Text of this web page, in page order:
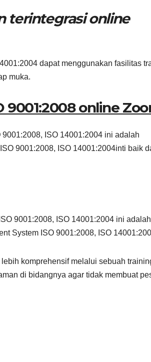
terintegrasi online
dapat menggunakan fasilitas
muka.
9001:2008 online
ISO 14001:2004 ini adalah
9001:2008, ISO 14001:2004inti baik
9001:2008, ISO 14001:2004 ini
System ISO 9001:2008, ISO
komprehensif melalui sebuah
di bidangnya agar tidak membuat